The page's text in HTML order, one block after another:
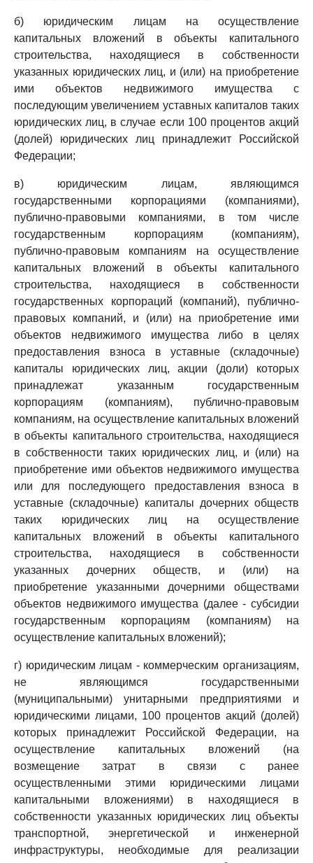
б) юридическим лицам на осуществление
капитальных вложений в объекты капитального
строительства, находящиеся в собственности
указанных юридических лиц, и (или) на приобретение
ими объектов недвижимого имущества с
последующим увеличением уставных капиталов таких
юридических лиц, в случае если 100 процентов акций
(долей) юридических лиц принадлежит Российской
Федерации;
в) юридическим лицам, являющимся
государственными корпорациями (компаниями),
публично-правовыми компаниями, в том числе
государственным корпорациям (компаниям),
публично-правовым компаниям на осуществление
капитальных вложений в объекты капитального
строительства, находящиеся в собственности
государственных корпораций (компаний), публично-
правовых компаний, и (или) на приобретение ими
объектов недвижимого имущества либо в целях
предоставления взноса в уставные (складочные)
капиталы юридических лиц, акции (доли) которых
принадлежат указанным государственным
корпорациям (компаниям), публично-правовым
компаниям, на осуществление капитальных вложений
в объекты капитального строительства, находящиеся
в собственности таких юридических лиц, и (или) на
приобретение ими объектов недвижимого имущества
или для последующего предоставления взноса в
уставные (складочные) капиталы дочерних обществ
таких юридических лиц на осуществление
капитальных вложений в объекты капитального
строительства, находящиеся в собственности
указанных дочерних обществ, и (или) на
приобретение указанными дочерними обществами
объектов недвижимого имущества (далее - субсидии
государственным корпорациям (компаниям) на
осуществление капитальных вложений);
г) юридическим лицам - коммерческим организациям,
не являющимся государственными
(муниципальными) унитарными предприятиями и
юридическими лицами, 100 процентов акций (долей)
которых принадлежит Российской Федерации, на
осуществление капитальных вложений (на
возмещение затрат в связи с ранее
осуществленными этими юридическими лицами
капитальными вложениями) в находящиеся в
собственности указанных юридических лиц объекты
транспортной, энергетической и инженерной
инфраструктуры, необходимые для реализации